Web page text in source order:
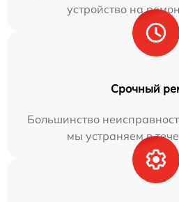
устройство на
Срочный
Большинство
мы устраняем в